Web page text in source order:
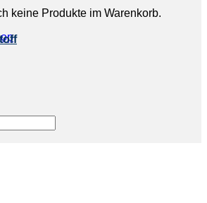
keine Produkte im Warenkorb.